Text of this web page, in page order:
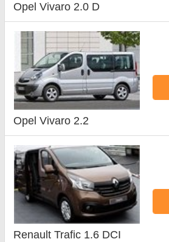
Opel Vivaro 2.0 D
Opel Vivaro 2.2
Renault Trafic 1.6 DCI